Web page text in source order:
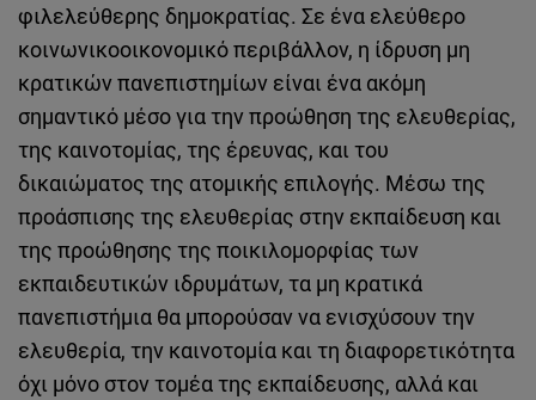
φιλελεύθερης δημοκρατίας. Σε ένα ελεύθερο
κοινωνικοοικονομικό περιβάλλον, η ίδρυση μη
κρατικών πανεπιστημίων είναι ένα ακόμη
σημαντικό μέσο για την προώθηση της ελευθερίας,
της καινοτομίας, της έρευνας, και του
δικαιώματος της ατομικής επιλογής. Μέσω της
προάσπισης της ελευθερίας στην εκπαίδευση και
της προώθησης της ποικιλομορφίας των
εκπαιδευτικών ιδρυμάτων, τα μη κρατικά
πανεπιστήμια θα μπορούσαν να ενισχύσουν την
ελευθερία, την καινοτομία και τη διαφορετικότητα
όχι μόνο στον τομέα της εκπαίδευσης, αλλά και
Google
Maps
Embed
Cloudinary
Flickr
Embed
Newsletter2go
Embed